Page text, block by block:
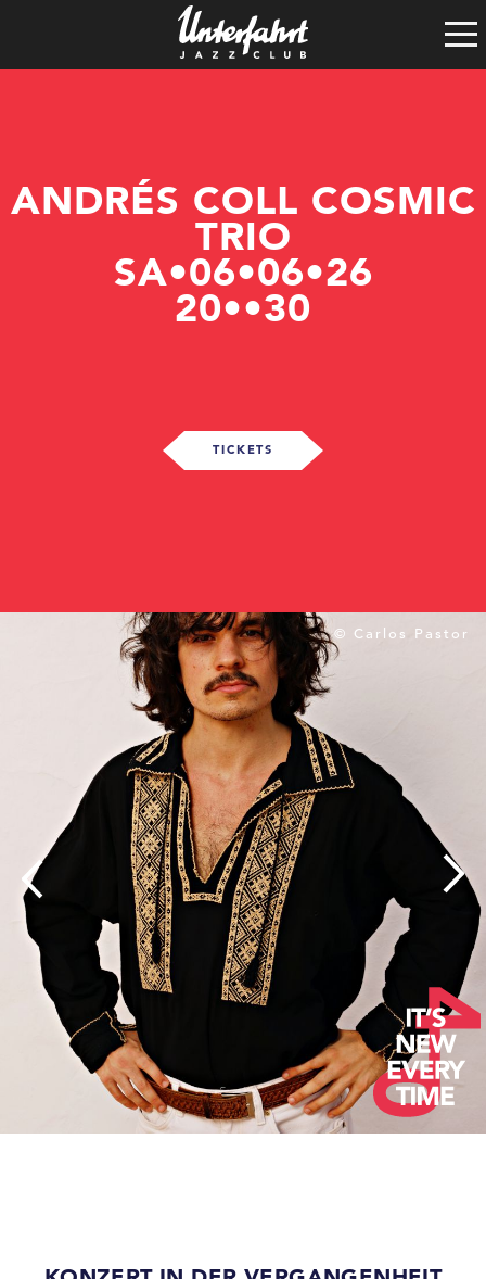
ANDRÉS COLL COSMIC
TRIO
SA•06•06•26
20••30
TICKETS
© Carlos Pastor